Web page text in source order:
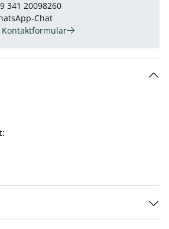
341 20098260
Chat
Kontaktformular